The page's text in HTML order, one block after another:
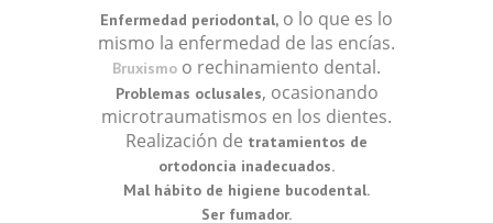
Enfermedad periodontal, o lo que es lo
mismo la enfermedad de las encías.
Bruxismo o rechinamiento dental.
Problemas oclusales, ocasionando
microtraumatismos en los dientes.
Realización de tratamientos de
ortodoncia inadecuados.
Mal hábito de higiene bucodental.
Ser fumador.